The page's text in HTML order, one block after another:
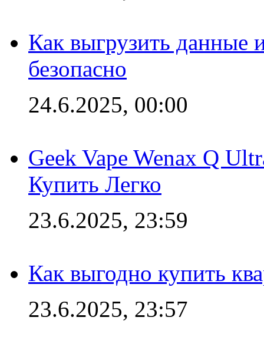
Как выгрузить данные
безопасно
24.6.2025, 00:00
Geek Vape Wenax Q
Купить Легко
23.6.2025, 23:59
Как выгодно купить
23.6.2025, 23:57